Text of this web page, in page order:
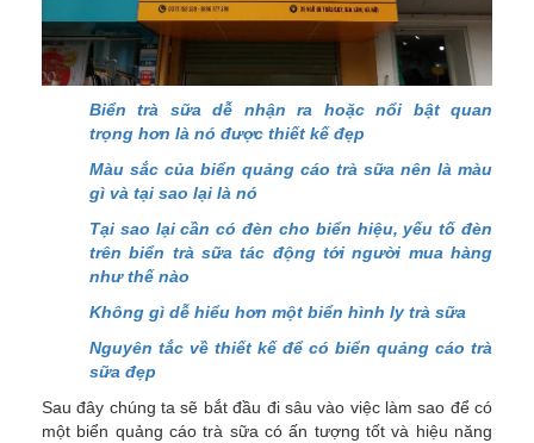
Biển trà sữa dễ nhận ra hoặc nổi bật quan
trọng hơn là nó được thiết kế đẹp
Màu sắc của biển quảng cáo trà sữa nên là màu
gì và tại sao lại là nó
Tại sao lại cần có đèn cho biển hiệu, yếu tố đèn
trên biển trà sữa tác động tới người mua hàng
như thế nào
Không gì dễ hiểu hơn một biển hình ly trà sữa
Nguyên tắc về thiết kế để có biển quảng cáo trà
sữa đẹp
Sau đây chúng ta sẽ bắt đầu đi sâu vào việc làm sao để có
một biển quảng cáo trà sữa có ấn tượng tốt và hiệu năng